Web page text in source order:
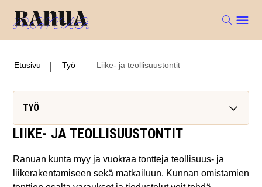
Etusivu Työ Liike- ja teollisuustontit
TYÖ
LIIKE- JA TEOLLISUUSTONTIT
Ranuan kunta myy ja vuokraa tontteja teollisuus- ja
liikerakentamiseen sekä matkailuun. Kunnan omistamien